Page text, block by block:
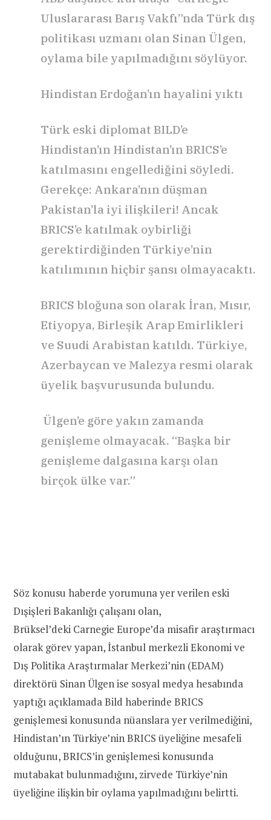
Uluslararası Barış Vakfı”nda Türk dış
politikası uzmanı olan Sinan Ülgen,
oylama bile yapılmadığını söylüyor.
Hindistan Erdoğan’ın hayalini yıktı
Türk eski diplomat BILD’e
Hindistan’ın Hindistan’ın BRICS’e
katılmasını engellediğini söyledi.
Gerekçe: Ankara’nın düşman
Pakistan’la iyi ilişkileri! Ancak
BRICS’e katılmak oybirliği
gerektirdiğinden Türkiye’nin
katılımının hiçbir şansı olmayacaktı.
BRICS bloğuna son olarak İran, Mısır,
Etiyopya, Birleşik Arap Emirlikleri
ve Suudi Arabistan katıldı. Türkiye,
Azerbaycan ve Malezya resmi olarak
üyelik başvurusunda bulundu.
︎ Ülgen’e göre yakın zamanda
genişleme olmayacak. “Başka bir
genişleme dalgasına karşı olan
birçok ülke var.”
Söz konusu haberde yorumuna yer verilen eski
Dışişleri Bakanlığı çalışanı olan,
Brüksel’deki Carnegie Europe’da misafir araştırmacı
olarak görev yapan, İstanbul merkezli Ekonomi ve
Dış Politika Araştırmalar Merkezi’nin (EDAM)
direktörü Sinan Ülgen ise sosyal medya hesabında
yaptığı açıklamada Bild haberinde BRICS
genişlemesi konusunda nüanslara yer verilmediğini,
Hindistan’ın Türkiye’nin BRICS üyeliğine mesafeli
olduğunu, BRICS’in genişlemesi konusunda
mutabakat bulunmadığını, zirvede Türkiye’nin
üyeliğine ilişkin bir oylama yapılmadığını belirtti.